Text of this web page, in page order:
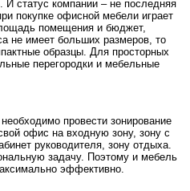
И статус компании – не последняя
покупке офисной мебели играет
помещения и бюджет,
не имеет больших размеров, то
образцы. Для просторных
перегородки и мебельные
провести зонирование
офис на входную зону, зону с
руководителя, зону отдыха.
задачу. Поэтому и мебель
эффективно.